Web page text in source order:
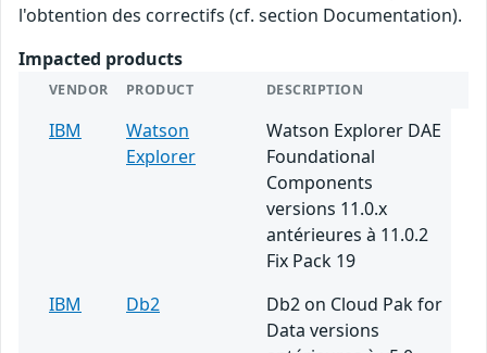
l'obtention des correctifs (cf. section Documentation).
Impacted products
VENDOR PRODUCT DESCRIPTION
IBM
Watson
Explorer
Watson Explorer DAE
Foundational
Components
versions 11.0.x
antérieures à 11.0.2
Fix Pack 19
IBM
Db2
Db2 on Cloud Pak for
Data versions